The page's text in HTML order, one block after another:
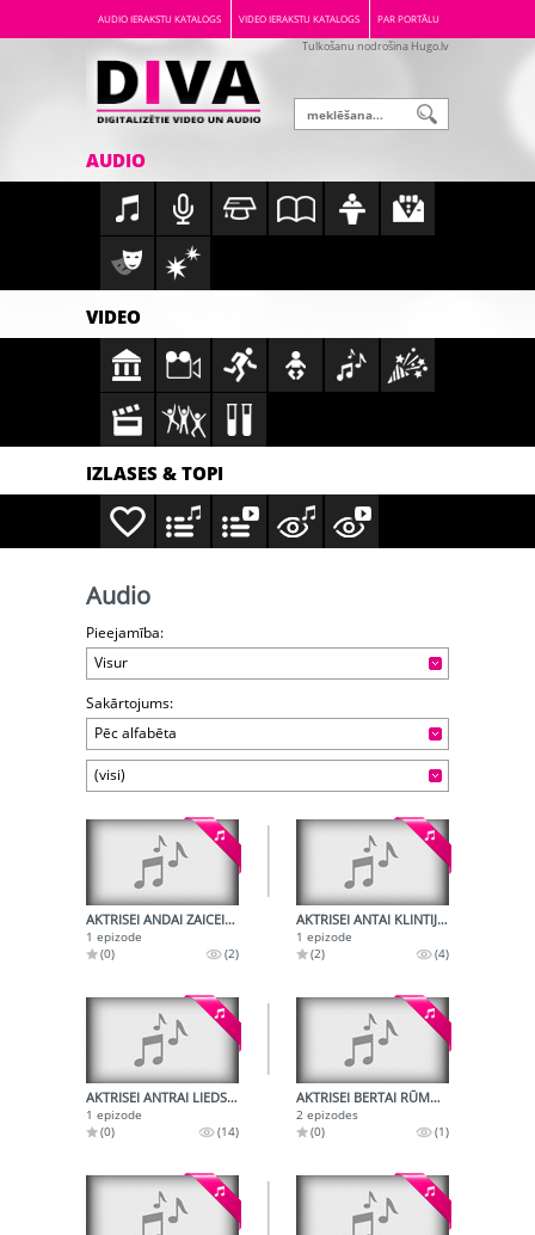
AUDIO IERAKSTU KATALOGS VIDEO IERAKSTU KATALOGS PAR PORTĀLU
Tulkošanu nodrošina Hugo.lv
AUDIO
VIDEO
IZLASES & TOPI
Audio
Pieejamība:
Visur
Sakārtojums:
Pēc alfabēta
(visi)
AKTRISEI ANDAI ZAICEI - 50
1 epizode
(0)
(2)
AKTRISEI ANTAI KLINTIJ - 100
1 epizode
(2)
(4)
AKTRISEI ANTRAI LIEDSKALNIŅAI - 70
1 epizode
(0)
(14)
AKTRISEI BERTAI RŪMNIECEI - 120. AKTIERIM VOLDEMĀRAM ŠVARCAM - 100
2 epizodes
(0)
(1)